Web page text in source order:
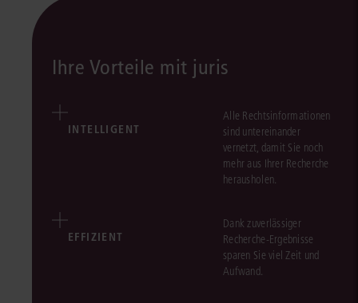
Ihre Vorteile mit juris
INTELLIGENT
Alle Rechtsinformationen
sind untereinander
vernetzt, damit Sie noch
mehr aus Ihrer Recherche
herausholen.
EFFIZIENT
Dank zuverlässiger
Recherche-Ergebnisse
sparen Sie viel Zeit und
Aufwand.